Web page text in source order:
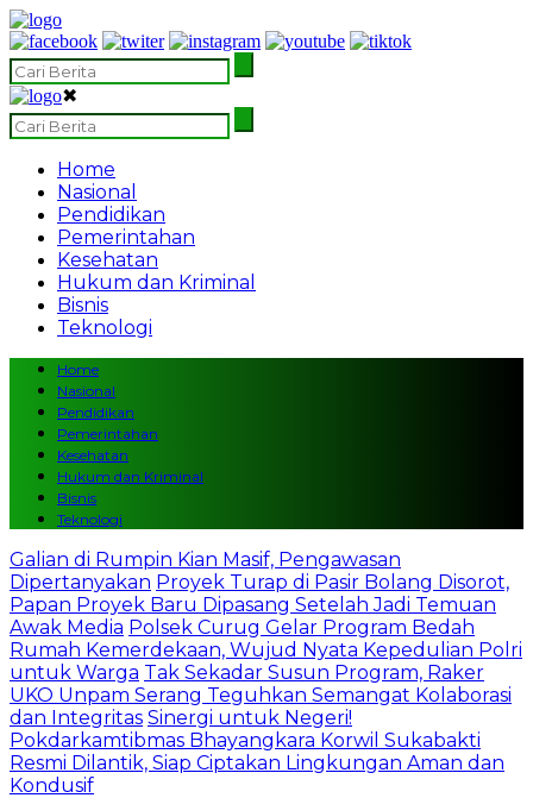
✖
Home
Nasional
Pendidikan
Pemerintahan
Kesehatan
Hukum dan Kriminal
Bisnis
Teknologi
Home
Nasional
Pendidikan
Pemerintahan
Kesehatan
Hukum dan Kriminal
Bisnis
Teknologi
Galian di Rumpin Kian Masif, Pengawasan
Dipertanyakan Proyek Turap di Pasir Bolang Disorot,
Papan Proyek Baru Dipasang Setelah Jadi Temuan
Awak Media Polsek Curug Gelar Program Bedah
Rumah Kemerdekaan, Wujud Nyata Kepedulian Polri
untuk Warga Tak Sekadar Susun Program, Raker
UKO Unpam Serang Teguhkan Semangat Kolaborasi
dan Integritas Sinergi untuk Negeri!
Pokdarkamtibmas Bhayangkara Korwil Sukabakti
Resmi Dilantik, Siap Ciptakan Lingkungan Aman dan
Kondusif